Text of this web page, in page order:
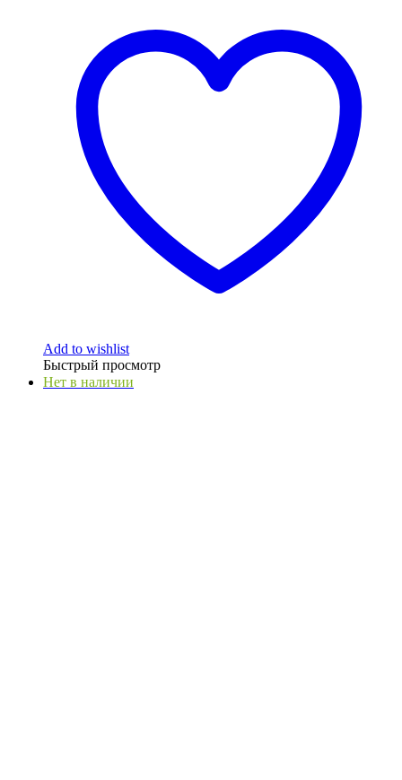
Add to wishlist
Быстрый просмотр
Нет в наличии